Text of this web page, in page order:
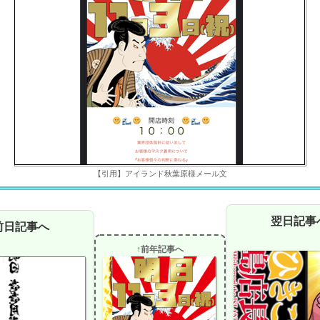
【引用】アイランド秋葉原様メール文
記事へ
↑前年記事へ
翌日記